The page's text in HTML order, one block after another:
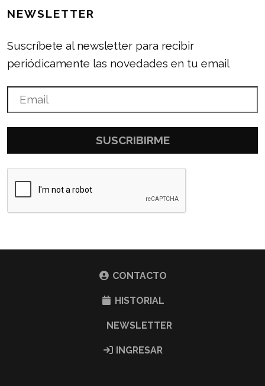
NEWSLETTER
Suscríbete al newsletter para recibir
periódicamente las novedades en tu email
SUSCRIBIRME
CONTACTO
HISTORIAL
NEWSLETTER
INGRESAR